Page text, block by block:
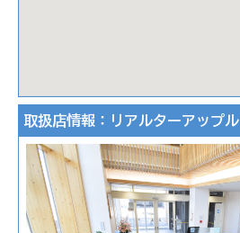
取扱店情報：リアルターアップル